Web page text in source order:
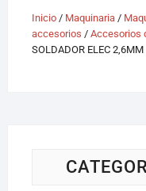
Inicio/ Maquinaria/
accesorios / Accesorios
SOLDADOR ELEC 2,6MM